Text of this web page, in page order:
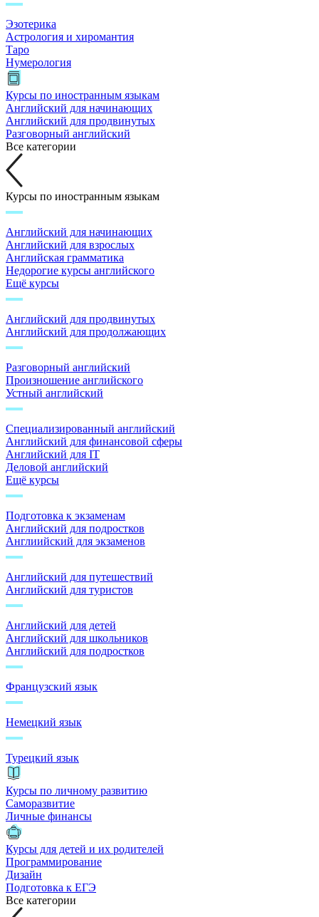
Эзотерика
Астрология и хиромантия
Таро
Нумерология
Курсы по иностранным языкам
Английский для начинающих
Английский для продвинутых
Разговорный английский
Все категории
Курсы по иностранным языкам
Английский для начинающих
Английский для взрослых
Английская грамматика
Недорогие курсы английского
Ещё курсы
Английский для продвинутых
Английский для продолжающих
Разговорный английский
Произношение английского
Устный английский
Специализированный английский
Английский для финансовой сферы
Английский для IT
Деловой английский
Ещё курсы
Подготовка к экзаменам
Английский для подростков
Англиийский для экзаменов
Английский для путешествий
Английский для туристов
Английский для детей
Английский для школьников
Английский для подростков
Французский язык
Немецкий язык
Турецкий язык
Курсы по личному развитию
Саморазвитие
Личные финансы
Курсы для детей и их родителей
Программирование
Дизайн
Подготовка к ЕГЭ
Все категории